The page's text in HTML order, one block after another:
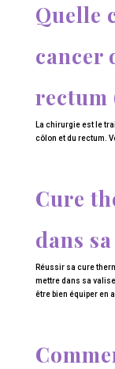
Quelle
cancer
rectum
La chirurgie est le
côlon et du rectum.
Cure
dans
Réussir sa cure
mettre dans sa
être bien équiper en